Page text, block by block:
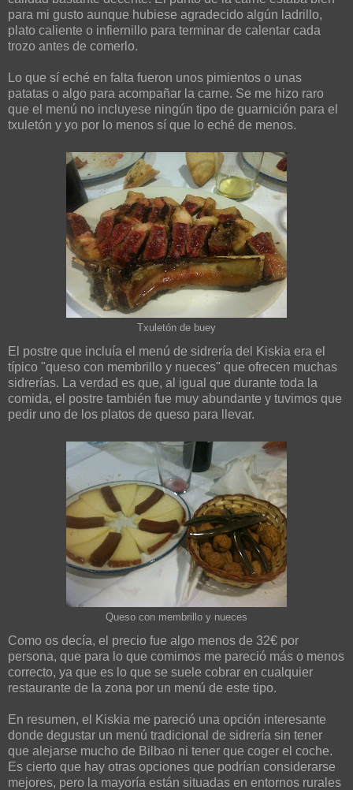
para mi gusto aunque hubiese agradecido algún ladrillo,
plato caliente o infiernillo para terminar de calentar cada
trozo antes de comerlo.
Lo que sí eché en falta fueron unos pimientos o unas
patatas o algo para acompañar la carne. Se me hizo raro
que el menú no incluyese ningún tipo de guarnición para el
txuletón y yo por lo menos sí que lo eché de menos.
Txuletón de buey
El postre que incluía el menú de sidrería del Kiskia era el
típico "queso con membrillo y nueces" que ofrecen muchas
sidrerías. La verdad es que, al igual que durante toda la
comida, el postre también fue muy abundante y tuvimos que
pedir uno de los platos de queso para llevar.
Queso con membrillo y nueces
Como os decía, el precio fue algo menos de 32€ por
persona, que para lo que comimos me pareció más o menos
correcto, ya que es lo que se suele cobrar en cualquier
restaurante de la zona por un menú de este tipo.
En resumen, el Kiskia me pareció una opción interesante
donde degustar un menú tradicional de sidrería sin tener
que alejarse mucho de Bilbao ni tener que coger el coche.
Es cierto que hay otras opciones que podrían considerarse
mejores, pero la mayoría están situadas en entornos rurales